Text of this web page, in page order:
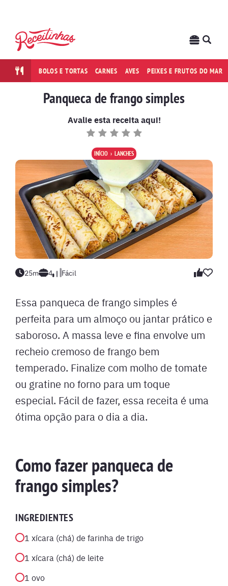
BOLOS E TORTAS CARNES AVES PEIXES E FRUTOS DO MAR
Panqueca de frango simples
Avalie esta receita aqui!
INÍCIO LANCHES
25m 4 Fácil
Essa panqueca de frango simples é
perfeita para um almoço ou jantar prático e
saboroso. A massa leve e fina envolve um
recheio cremoso de frango bem
temperado. Finalize com molho de tomate
ou gratine no forno para um toque
especial. Fácil de fazer, essa receita é uma
ótima opção para o dia a dia.
Como fazer panqueca de
frango simples?
INGREDIENTES
1 xícara (chá) de farinha de trigo
1 xícara (chá) de leite
1 ovo